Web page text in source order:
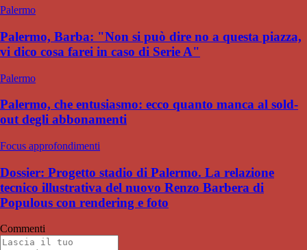
Palermo
Palermo, Barba: "Non si può dire no a questa piazza,
vi dico cosa farei in caso di Serie A"
Palermo
Palermo, che entusiasmo: ecco quanto manca al sold-
out degli abbonamenti
Focus approfondimenti
Dossier: Progetto stadio di Palermo. La relazione
tecnico illustrativa del nuovo Renzo Barbera di
Populous con rendering e foto
Commenti